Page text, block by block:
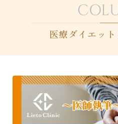
医療ダイエッ